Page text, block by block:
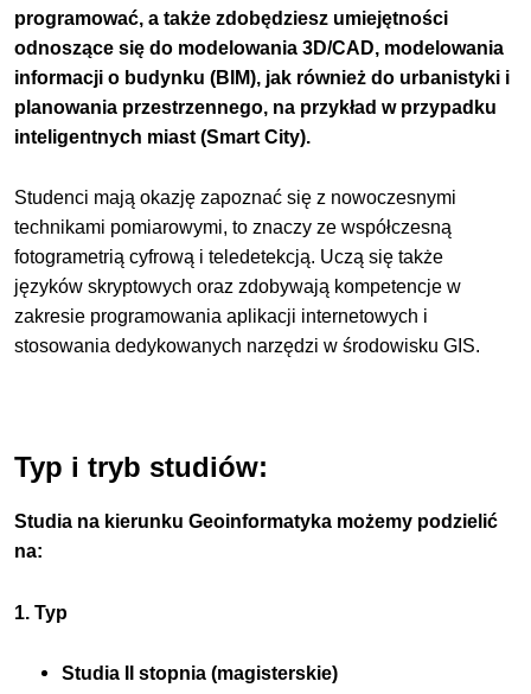
programować, a także zdobędziesz umiejętności
odnoszące się do modelowania 3D/CAD, modelowania
informacji o budynku (BIM), jak również do urbanistyki i
planowania przestrzennego, na przykład w przypadku
inteligentnych miast (Smart City).
Studenci mają okazję zapoznać się z nowoczesnymi
technikami pomiarowymi, to znaczy ze współczesną
fotogrametrią cyfrową i teledetekcją. Uczą się także
języków skryptowych oraz zdobywają kompetencje w
zakresie programowania aplikacji internetowych i
stosowania dedykowanych narzędzi w środowisku GIS.
Typ i tryb studiów:
Studia na kierunku Geoinformatyka możemy podzielić
na:
1. Typ
Studia II stopnia (magisterskie)